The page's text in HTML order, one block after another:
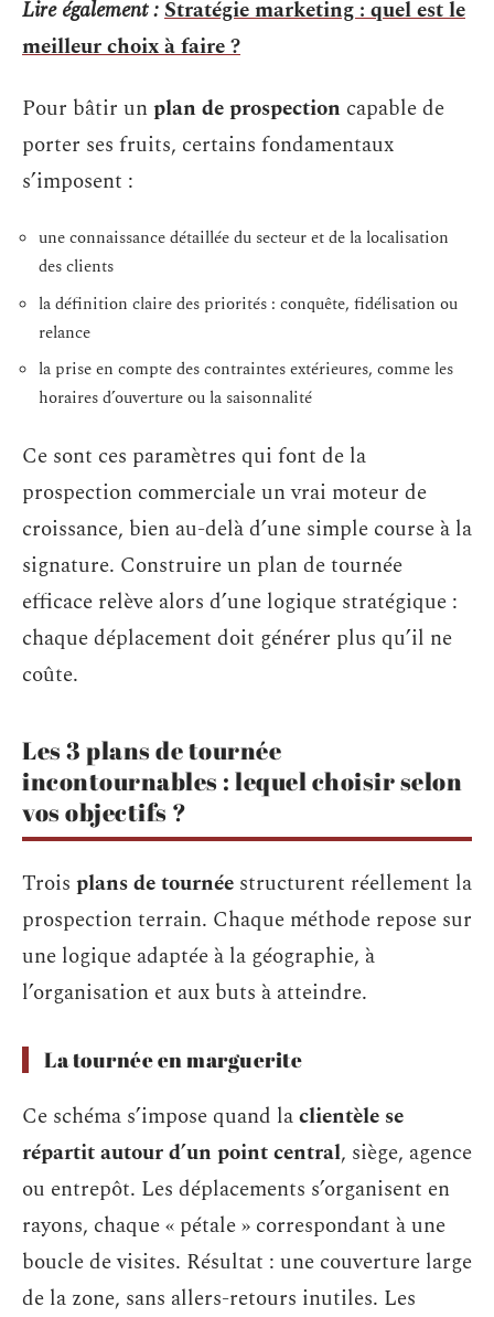
Lire également :Stratégie marketing : quel est le
meilleur choix à faire ?
Pour bâtir unplan de prospection capable de
porter ses fruits, certains fondamentaux
s’imposent :
une connaissance détaillée du secteur et de la localisation
des clients
la définition claire des priorités : conquête, fidélisation ou
relance
la prise en compte des contraintes extérieures, comme les
horaires d’ouverture ou la saisonnalité
Ce sont ces paramètres qui font de la
prospection commerciale un vrai moteur de
croissance, bien au-delà d’une simple course à la
signature. Construire un plan de tournée
efficace relève alors d’une logique stratégique :
chaque déplacement doit générer plus qu’il ne
coûte.
Les 3 plans de tournée
incontournables : lequel choisir selon
vos objectifs ?
Trois plans de tournée structurent réellement la
prospection terrain. Chaque méthode repose sur
une logique adaptée à la géographie, à
l’organisation et aux buts à atteindre.
La tournée en marguerite
Ce schéma s’impose quand laclientèle se
répartit autour d’un point central, siège, agence
ou entrepôt. Les déplacements s’organisent en
rayons, chaque « pétale » correspondant à une
boucle de visites. Résultat : une couverture large
de la zone, sans allers-retours inutiles. Les